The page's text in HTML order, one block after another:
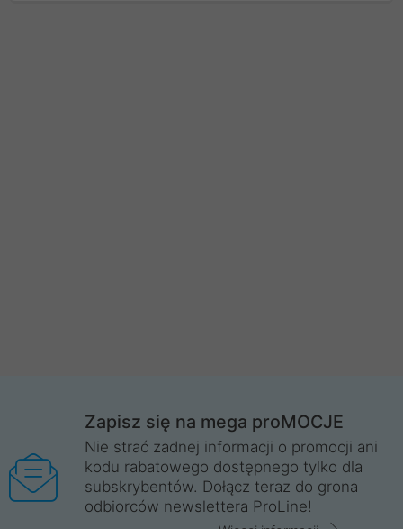
Zapisz się na mega proMOCJE
Nie strać żadnej informacji o promocji ani
kodu rabatowego dostępnego tylko dla
subskrybentów. Dołącz teraz do grona
odbiorców newslettera ProLine!